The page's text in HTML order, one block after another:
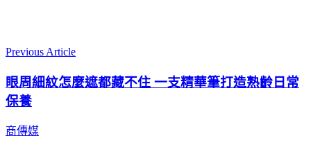
Previous Article
眼周細紋怎麼遮都藏不住 一支精華筆打造熟齡日常
保養
商傳媒